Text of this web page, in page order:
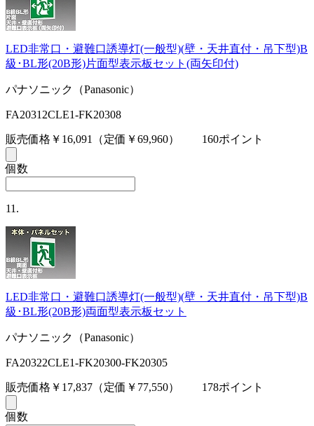
LED非常口・避難口誘導灯(一般型)(壁・天井直付・吊下型)B
級･BL形(20B形)片面型表示板セット(両矢印付)
パナソニック（Panasonic）
FA20312CLE1-FK20308
販売価格￥16,091 （定価￥69,960） 160ポイント
個数
11.
LED非常口・避難口誘導灯(一般型)(壁・天井直付・吊下型)B
級･BL形(20B形)両面型表示板セット
パナソニック（Panasonic）
FA20322CLE1-FK20300-FK20305
販売価格￥17,837 （定価￥77,550） 178ポイント
個数